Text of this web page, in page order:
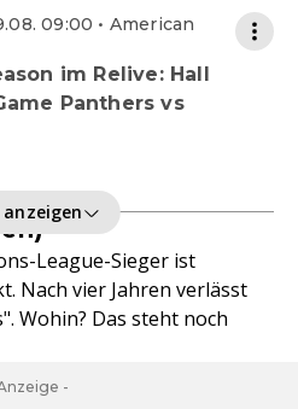
09:00 • American
im Relive: Hall
Panthers vs
League-Sieger ist
Nach vier Jahren verlässt
Wohin? Das steht noch
-